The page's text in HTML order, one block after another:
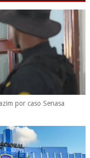
por caso Senasa